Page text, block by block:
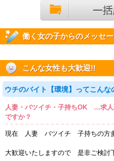
働く女の子からのメッセ
こんな女性も大歓迎!!
ウチのバイト【環境】ってこんな
人妻・バツイチ・子持ちOK …求人
ですか？
現在 人妻 バツイチ 子持ちの方多
大歓迎いたしますので 是非ご検討